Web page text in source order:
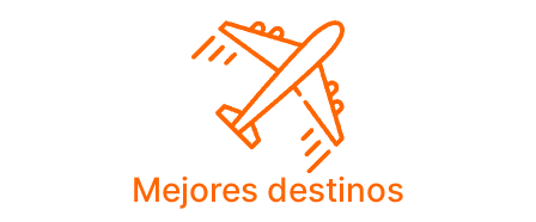
Mejores destinos